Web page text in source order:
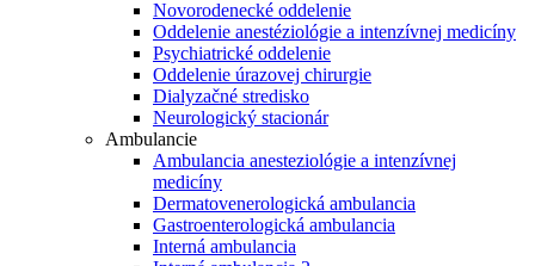
Novorodenecké oddelenie
Oddelenie anestéziológie a intenzívnej medicíny
Psychiatrické oddelenie
Oddelenie úrazovej chirurgie
Dialyzačné stredisko
Neurologický stacionár
Ambulancie
Ambulancia anesteziológie a intenzívnej
medicíny
Dermatovenerologická ambulancia
Gastroenterologická ambulancia
Interná ambulancia